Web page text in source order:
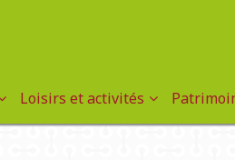
Loisirs et activités